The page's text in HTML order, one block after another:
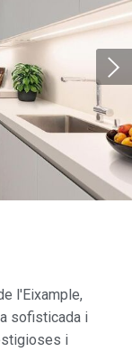
l'Eixample,
sofisticada i
i